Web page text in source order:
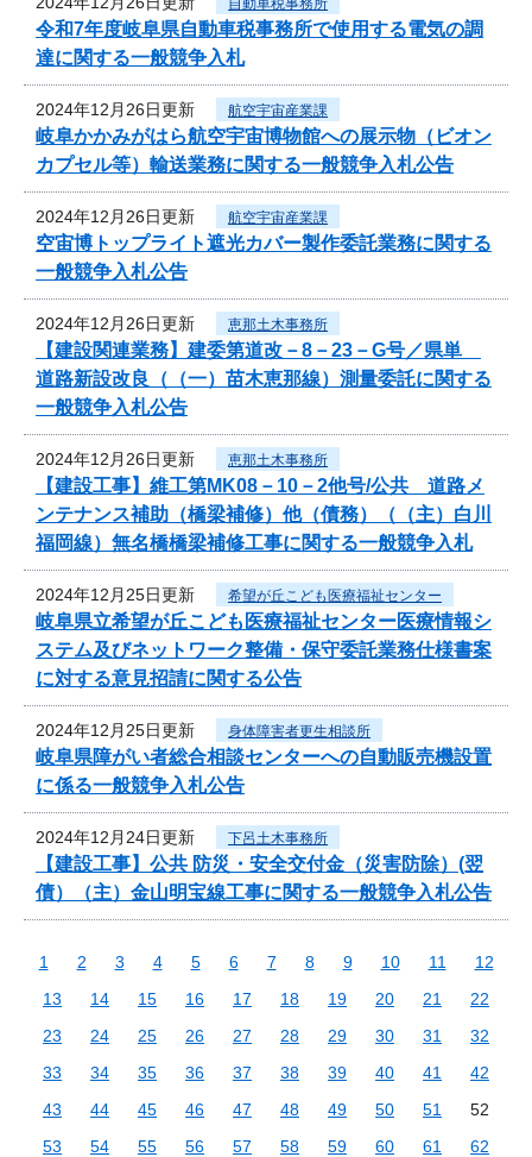
自動車税事務所
令和7年度岐阜県自動車税事務所で使用する電気の調
達に関する一般競争入札
2024年12月26日更新 航空宇宙産業課
岐阜かかみがはら航空宇宙博物館への展示物（ビオン
カプセル等）輸送業務に関する一般競争入札公告
2024年12月26日更新 航空宇宙産業課
空宙博トップライト遮光カバー製作委託業務に関する
一般競争入札公告
2024年12月26日更新 恵那土木事務所
【建設関連業務】建委第道改－8－23－G号／県単
道路新設改良（（一）苗木恵那線）測量委託に関する
一般競争入札公告
2024年12月26日更新 恵那土木事務所
【建設工事】維工第MK08－10－2他号/公共 道路メ
ンテナンス補助（橋梁補修）他（債務）（（主）白川
福岡線）無名橋橋梁補修工事に関する一般競争入札
2024年12月25日更新 希望が丘こども医療福祉センター
岐阜県立希望が丘こども医療福祉センター医療情報シ
ステム及びネットワーク整備・保守委託業務仕様書案
に対する意見招請に関する公告
2024年12月25日更新 身体障害者更生相談所
岐阜県障がい者総合相談センターへの自動販売機設置
に係る一般競争入札公告
2024年12月24日更新 下呂土木事務所
【建設工事】公共 防災・安全交付金（災害防除）(翌
債）（主）金山明宝線工事に関する一般競争入札公告
1 2 3 4 5 6 7 8 9 10 11
12
13
14 15 16 17 18 19 20 21
22
23
24 25 26 27 28 29 30 31
32
33
34 35 36 37 38 39 40 41
42
43
44 45 46 47 48 49 50 51
52
53
54 55 56 57 58 59 60 61
62